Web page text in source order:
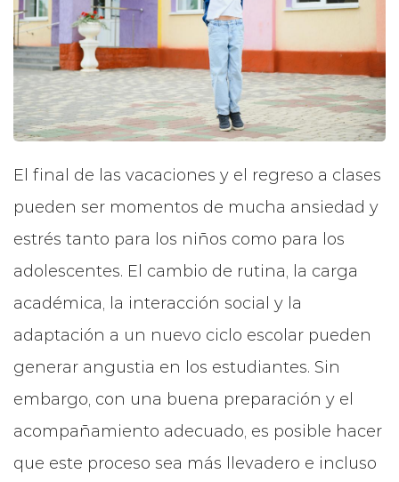
El final de las vacaciones y el regreso a clases
pueden ser momentos de mucha ansiedad y
estrés tanto para los niños como para los
adolescentes. El cambio de rutina, la carga
académica, la interacción social y la
adaptación a un nuevo ciclo escolar pueden
generar angustia en los estudiantes. Sin
embargo, con una buena preparación y el
acompañamiento adecuado, es posible hacer
que este proceso sea más llevadero e incluso